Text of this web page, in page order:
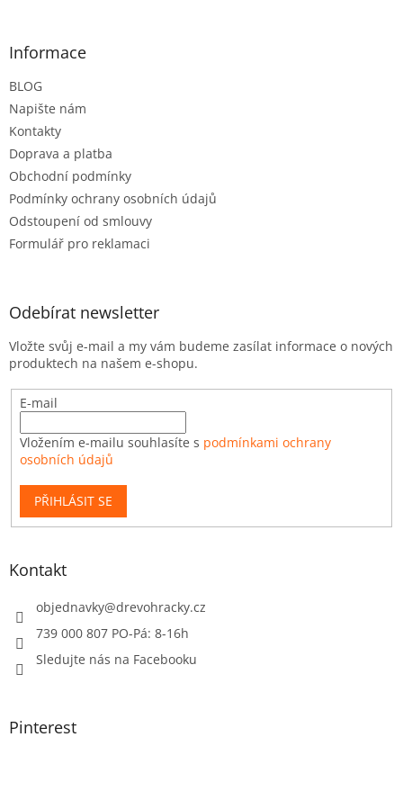
Informace
BLOG
Napište nám
Kontakty
Doprava a platba
Obchodní podmínky
Podmínky ochrany osobních údajů
Odstoupení od smlouvy
Formulář pro reklamaci
Odebírat newsletter
Vložte svůj e-mail a my vám budeme zasílat informace o nových
produktech na našem e-shopu.
E-mail
Vložením e-mailu souhlasíte s podmínkami ochrany
osobních údajů
PŘIHLÁSIT SE
Kontakt
objednavky@drevohracky.cz
739 000 807 PO-Pá: 8-16h
Sledujte nás na Facebooku
Pinterest